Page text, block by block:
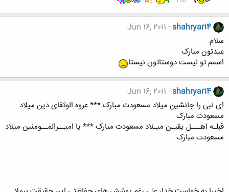
shahryar14
Jun 16, 2011
سلام
عیدتون مبارک
اسمم تو لیست دوستاتون نیستا
shahryar14
Jun 16, 2011
ای نبی را جانشین میلاد مسعودت مبارک *** عروه الوثقای دین میلاد
مسعودت مبارک
قبلـه اهـــل یقیـن میـلاد مسعودت مبارک *** یا امیــرالمــومنین میلاد
مسعودت مبارک